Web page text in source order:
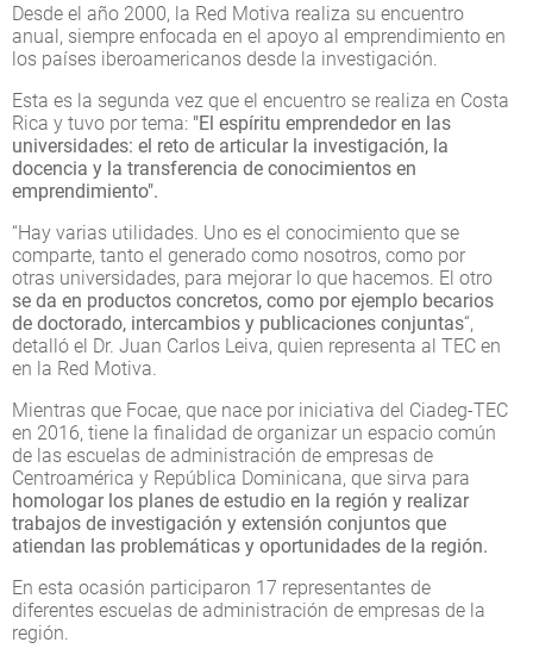
Desde el año 2000, la Red Motiva realiza su encuentro
anual, siempre enfocada en el apoyo al emprendimiento en
los países iberoamericanos desde la investigación.
Esta es la segunda vez que el encuentro se realiza en Costa
Rica y tuvo por tema: "El espíritu emprendedor en las
universidades: el reto de articular la investigación, la
docencia y la transferencia de conocimientos en
emprendimiento".
“Hay varias utilidades. Uno es el conocimiento que se
comparte, tanto el generado como nosotros, como por
otras universidades, para mejorar lo que hacemos. El otro
se da en productos concretos, como por ejemplo becarios
de doctorado, intercambios y publicaciones conjuntas“,
detalló el Dr. Juan Carlos Leiva, quien representa al TEC en
en la Red Motiva.
Mientras que Focae, que nace por iniciativa del Ciadeg-TEC
en 2016, tiene la finalidad de organizar un espacio común
de las escuelas de administración de empresas de
Centroamérica y República Dominicana, que sirva para
homologar los planes de estudio en la región y realizar
trabajos de investigación y extensión conjuntos que
atiendan las problemáticas y oportunidades de la región.
En esta ocasión participaron 17 representantes de
diferentes escuelas de administración de empresas de la
región.